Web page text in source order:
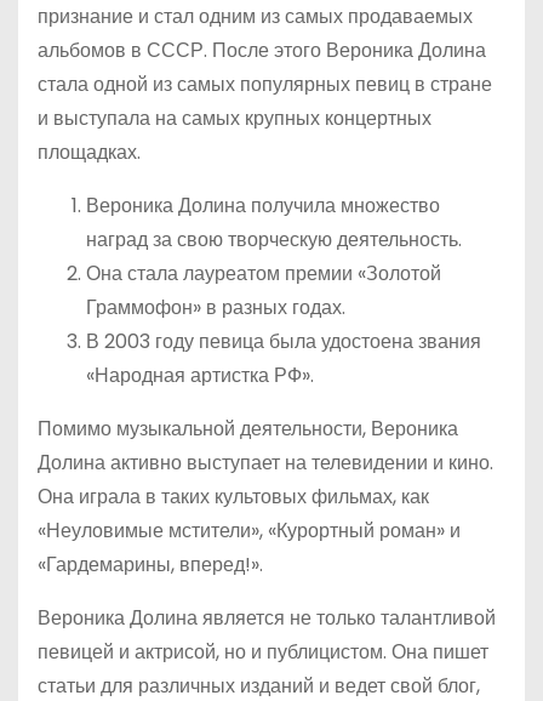
признание и стал одним из самых продаваемых
альбомов в СССР. После этого Вероника Долина
стала одной из самых популярных певиц в стране
и выступала на самых крупных концертных
площадках.
Вероника Долина получила множество
наград за свою творческую деятельность.
Она стала лауреатом премии «Золотой
Граммофон» в разных годах.
В 2003 году певица была удостоена звания
«Народная артистка РФ».
Помимо музыкальной деятельности, Вероника
Долина активно выступает на телевидении и кино.
Она играла в таких культовых фильмах, как
«Неуловимые мстители», «Курортный роман» и
«Гардемарины, вперед!».
Вероника Долина является не только талантливой
певицей и актрисой, но и публицистом. Она пишет
статьи для различных изданий и ведет свой блог,